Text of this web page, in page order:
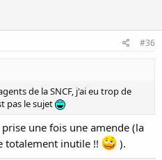
#36
de la SNCF, j'ai eu trop de
pas le sujet
une fois une amende (la
totalement inutile !!
).